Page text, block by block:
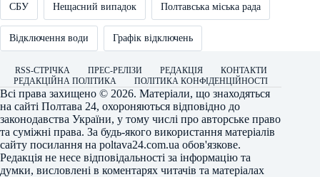
СБУ Нещасний випадок Полтавська міська рада
Відключення води Графік відключень
RSS-СТРІЧКА ПРЕС-РЕЛІЗИ РЕДАКЦІЯ
КОНТАКТИ
РЕДАКЦІЙНА ПОЛІТИКА
ПОЛІТИКА КОНФІДЕНЦІЙНОСТІ
Всі права захищено © 2026. Матеріали, що знаходяться
на сайті Полтава 24, охороняються відповідно до
законодавства України, у тому числі про авторське право
та суміжні права. За будь-якого використання матеріалів
сайту посилання на poltava24.com.ua обов'язкове.
Редакція не несе відповідальності за інформацію та
думки, висловлені в коментарях читачів та матеріалах